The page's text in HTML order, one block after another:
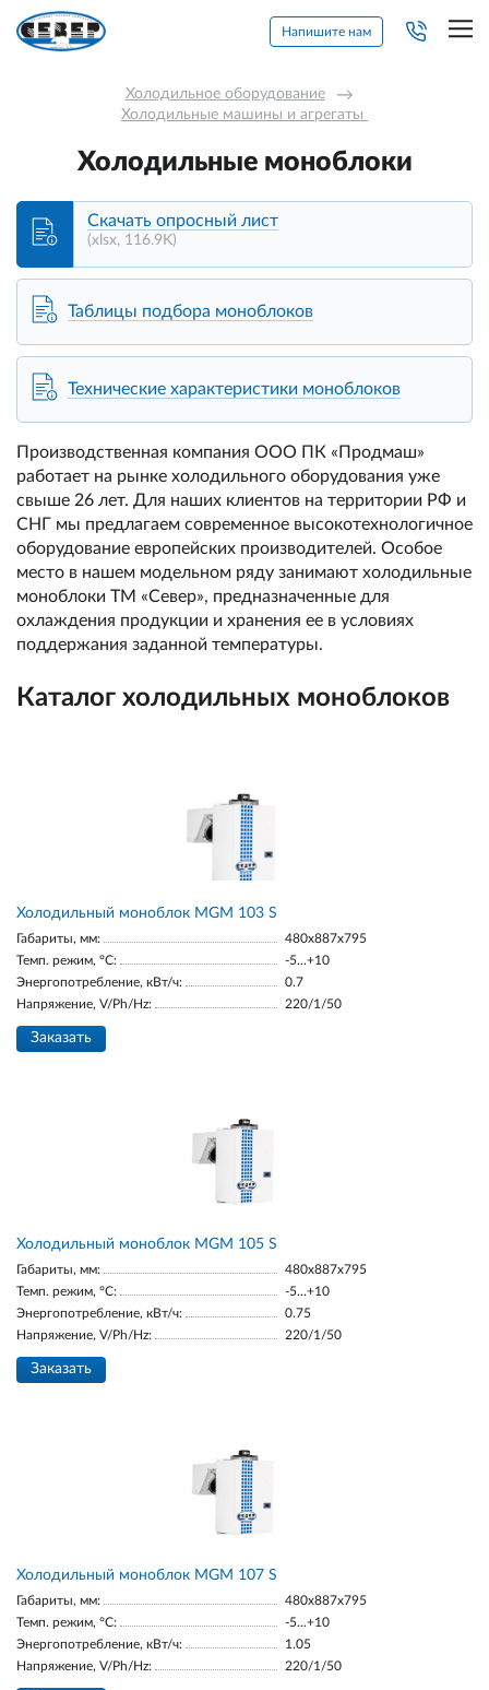
Напишите нам
Холодильное оборудование →
Холодильные машины и агрегаты
Холодильные моноблоки
Скачать опросный лист
(xlsx, 116.9K)
Таблицы подбора моноблоков
Технические характеристики моноблоков
Производственная компания ООО ПК «Продмаш»
работает на рынке холодильного оборудования уже
свыше 26 лет. Для наших клиентов на территории РФ и
СНГ мы предлагаем современное высокотехнологичное
оборудование европейских производителей. Особое
место в нашем модельном ряду занимают холодильные
моноблоки ТМ «Север», предназначенные для
охлаждения продукции и хранения ее в условиях
поддержания заданной температуры.
Каталог холодильных моноблоков
Холодильный моноблок MGM 103 S
Габариты, мм:
480x887x795
Темп. режим, °С:
-5...+10
Энергопотребление, кВт/ч:
0.7
Напряжение, V/Ph/Hz:
220/1/50
Заказать
Холодильный моноблок MGM 105 S
Габариты, мм:
480x887x795
Темп. режим, °С:
-5...+10
Энергопотребление, кВт/ч:
0.75
Напряжение, V/Ph/Hz:
220/1/50
Заказать
Холодильный моноблок MGM 107 S
Габариты, мм:
480x887x795
Темп. режим, °С:
-5...+10
Энергопотребление, кВт/ч:
1.05
Напряжение, V/Ph/Hz:
220/1/50